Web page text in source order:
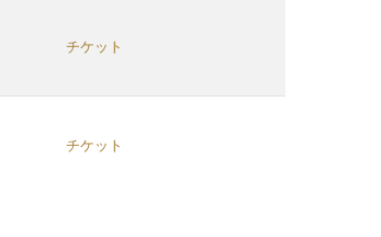
チケット
チケット